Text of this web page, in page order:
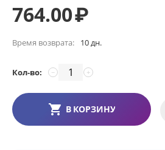
764.00₽
Время возврата: 10 дн.
Кол-во: +
−
В КОРЗИНУ